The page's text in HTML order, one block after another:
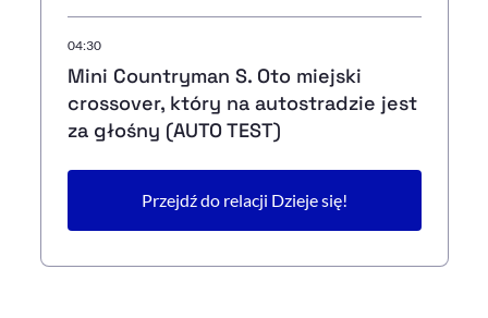
04:30
Mini Countryman S. Oto miejski
crossover, który na autostradzie jest
za głośny (AUTO TEST)
Przejdź do relacji Dzieje się!